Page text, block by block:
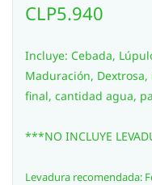
CLP5.940
Incluye: Cebada,
Maduración,
final, cantidad agua,
***NO INCLUYE
Levadura recomendada: